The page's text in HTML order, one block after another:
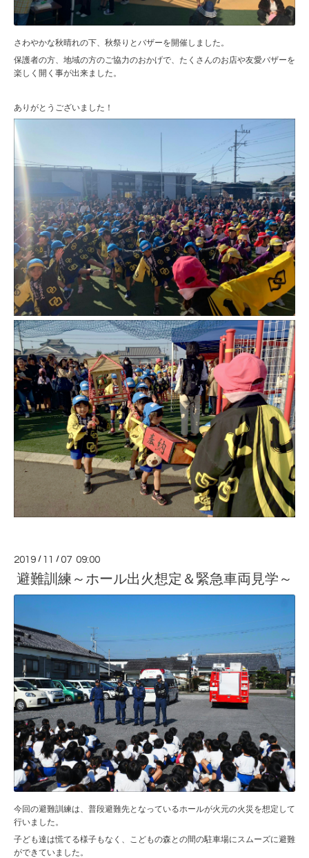
さわやかな秋晴れの下、秋祭りとバザーを開催しました。
保護者の方、地域の方のご協力のおかげで、たくさんのお店や友愛バザーを
楽しく開く事が出来ました。
ありがとうございました！
2019 / 11 /07 09:00
避難訓練～ホール出火想定＆緊急車両見学～
今回の避難訓練は、普段避難先となっているホールが火元の火災を想定して
行いました。
子ども達は慌てる様子もなく、こどもの森との間の駐車場にスムーズに避難
ができていました。